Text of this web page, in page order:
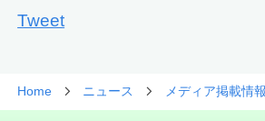
Tweet
Home ニュース メディア掲載情報